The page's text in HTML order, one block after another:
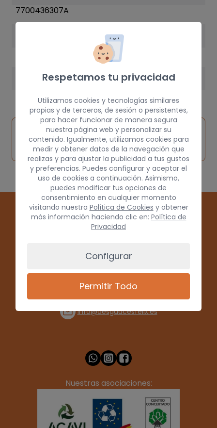
7700436307A
Inspeccionar
vehículo de
origen
Solicitar
pieza
Consultar
por
(+34) 928 715008
info@desguacesfelix.es
Nuestras asociaciones:
Respetamos tu privacidad
Utilizamos cookies y tecnologías similares
propias y de terceros, de sesión o persistentes,
para hacer funcionar de manera segura
nuestra página web y personalizar su
contenido. Igualmente, utilizamos cookies para
medir y obtener datos de la navegación que
realizas y para ajustar la publicidad a tus gustos
y preferencias. Puedes configurar y aceptar el
uso de cookies a continuación. Asimismo,
puedes modificar tus opciones de
consentimiento en cualquier momento
visitando nuestra Política de Cookies y obtener
más información haciendo clic en: Política de
Privacidad
Configurar
Permitir Todo